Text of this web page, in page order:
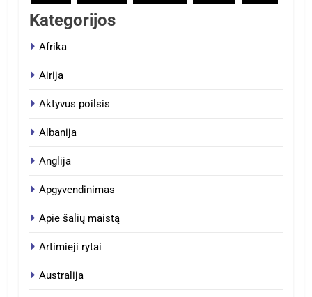
Kategorijos
Afrika
Airija
Aktyvus poilsis
Albanija
Anglija
Apgyvendinimas
Apie šalių maistą
Artimieji rytai
Australija